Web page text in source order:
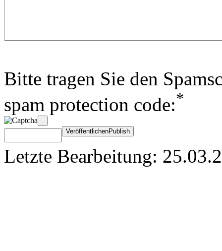
Bitte tragen Sie den
spam protection code:*
Letzte Bearbeitung: